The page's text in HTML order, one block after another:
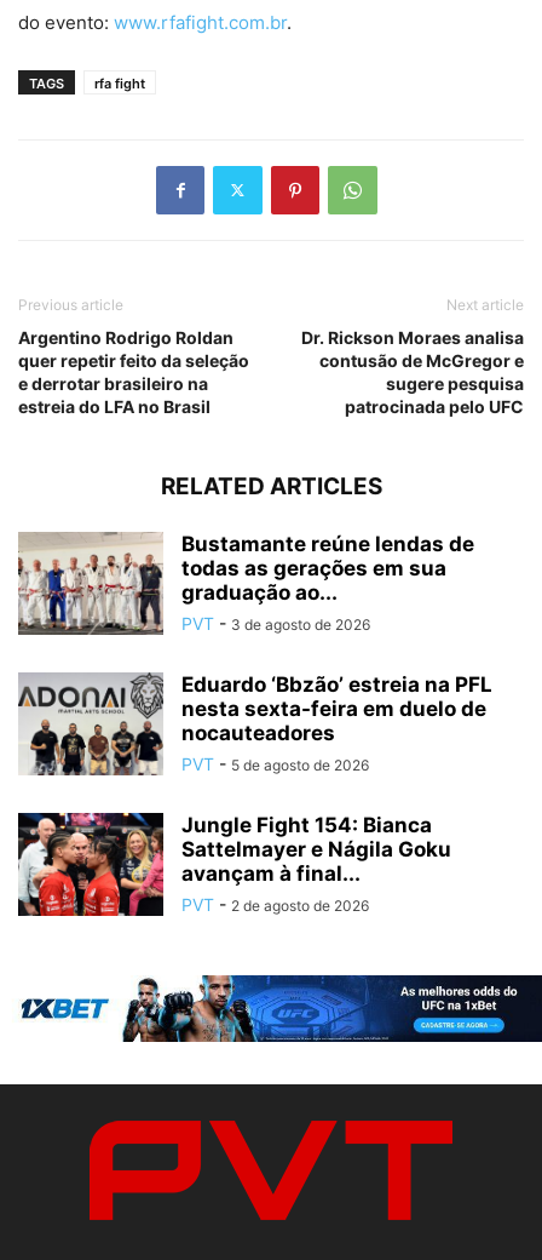
do evento: www.rfafight.com.br.
TAGS rfa fight
Previous article
Argentino Rodrigo Roldan
quer repetir feito da seleção
e derrotar brasileiro na
estreia do LFA no Brasil
Next article
Dr. Rickson Moraes analisa
contusão de McGregor e
sugere pesquisa
patrocinada pelo UFC
RELATED ARTICLES
Bustamante reúne lendas de
todas as gerações em sua
graduação ao...
PVT - 3 de agosto de 2026
Eduardo ‘Bbzão’ estreia na PFL
nesta sexta-feira em duelo de
nocauteadores
PVT - 5 de agosto de 2026
Jungle Fight 154: Bianca
Sattelmayer e Nágila Goku
avançam à final...
PVT - 2 de agosto de 2026